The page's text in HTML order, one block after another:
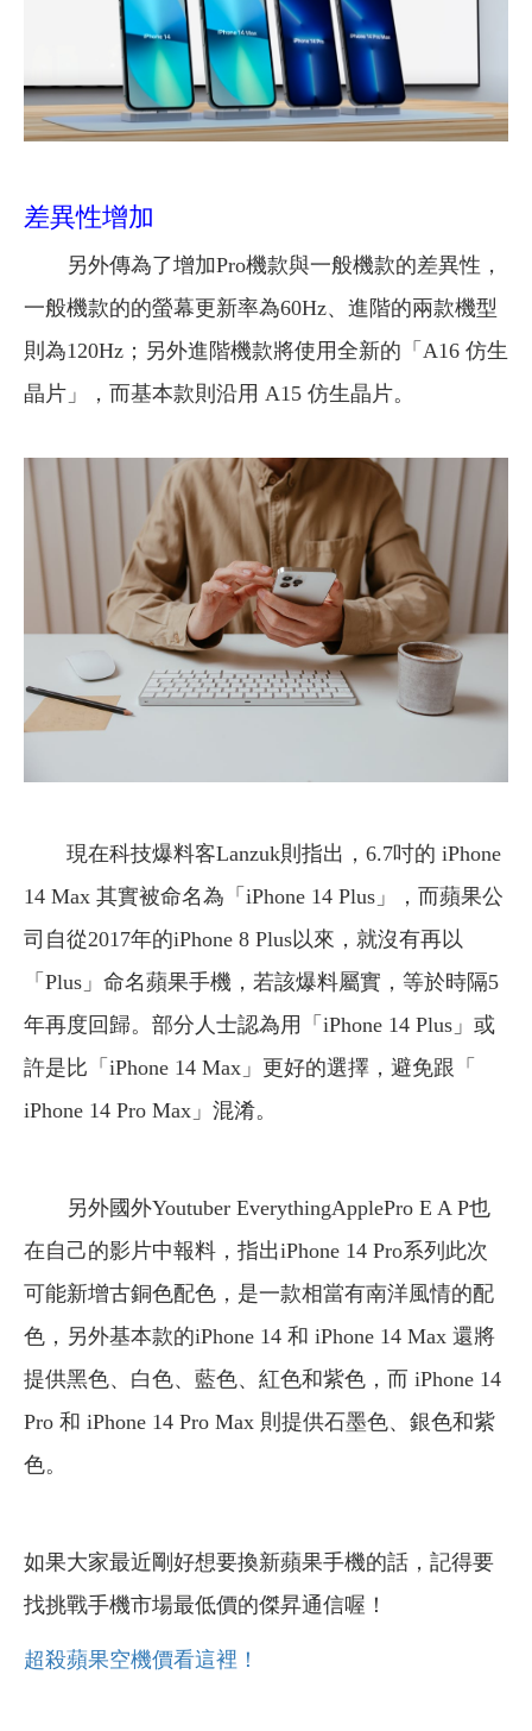
差異性增加
另外傳為了增加Pro機款與一般機款的差異性，
一般機款的的螢幕更新率為60Hz、進階的兩款機型
則為120Hz；另外進階機款將使用全新的「A16 仿生
晶片」，而基本款則沿用 A15 仿生晶片。
現在科技爆料客Lanzuk則指出，6.7吋的 iPhone
14 Max 其實被命名為「iPhone 14 Plus」，而蘋果公
司自從2017年的iPhone 8 Plus以來，就沒有再以
「Plus」命名蘋果手機，若該爆料屬實，等於時隔5
年再度回歸。部分人士認為用「iPhone 14 Plus」或
許是比「iPhone 14 Max」更好的選擇，避免跟「
iPhone 14 Pro Max」混淆。
另外國外Youtuber EverythingApplePro E A P也
在自己的影片中報料，指出iPhone 14 Pro系列此次
可能新增古銅色配色，是一款相當有南洋風情的配
色，另外基本款的iPhone 14 和 iPhone 14 Max 還將
提供黑色、白色、藍色、紅色和紫色，而 iPhone 14
Pro 和 iPhone 14 Pro Max 則提供石墨色、銀色和紫
色。
如果大家最近剛好想要換新蘋果手機的話，記得要
找挑戰手機市場最低價的傑昇通信喔！
超殺蘋果空機價看這裡！